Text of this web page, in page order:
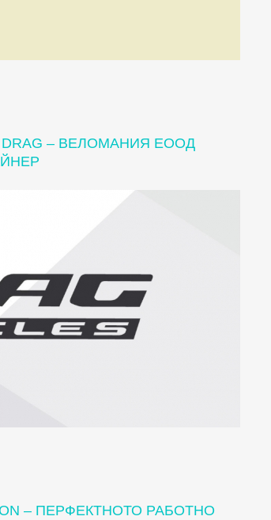
– ВЕЛОМАНИЯ ЕООД
– ПЕРФЕКТНОТО РАБОТНО